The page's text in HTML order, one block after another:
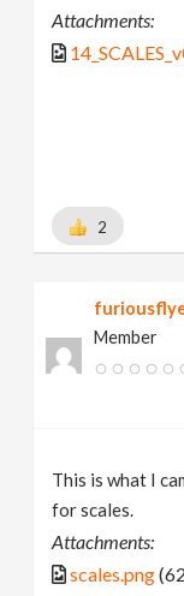
Attachments:
2
Member
This is what I
for scales.
Attachments:
scales.png